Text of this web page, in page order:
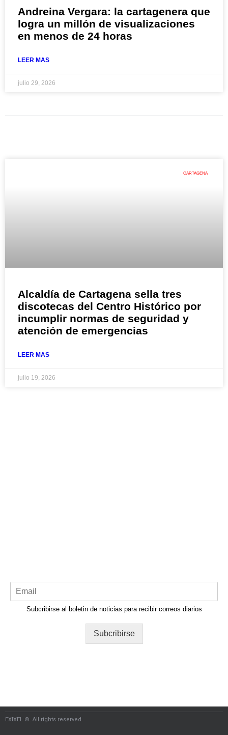
Andreina Vergara: la cartagenera que
logra un millón de visualizaciones
en menos de 24 horas
LEER MAS
julio 29, 2026
CARTAGENA
Alcaldía de Cartagena sella tres
discotecas del Centro Histórico por
incumplir normas de seguridad y
atención de emergencias
LEER MAS
julio 19, 2026
Subcribirse al boletin de noticias para recibir correos diarios
Subcribirse
EXIXEL ©. All rights reserved.